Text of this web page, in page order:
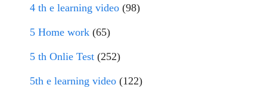
4 th e learning video (98)
5 Home work (65)
5 th Onlie Test (252)
5th e learning video (122)